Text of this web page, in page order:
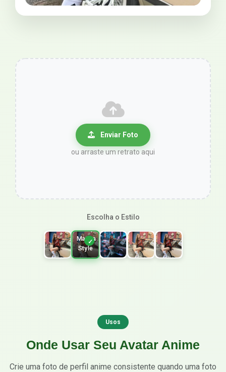
Enviar Foto
ou arraste um retrato aqui
Escolha o Estilo
Shoujo
Manga
Style
Usos
Onde Usar Seu Avatar Anime
Crie uma foto de perfil anime consistente quando uma foto